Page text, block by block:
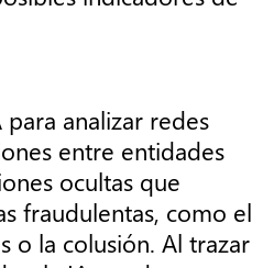
para analizar redes
entre entidades
ocultas que
fraudulentas, como el
o la colusión. Al trazar